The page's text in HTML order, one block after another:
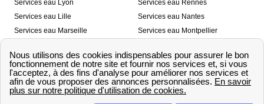
Services eau Lyon
Services eau Lille
Services eau Marseille
Services eau Toulon
Services eau Rennes
Services eau Nantes
Services eau Montpellier
Services eau Strasbourg
Nos outils